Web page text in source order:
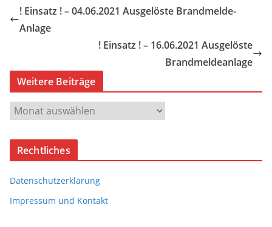
! Einsatz ! – 04.06.2021 Ausgelöste Brandmelde-
Anlage
! Einsatz ! – 16.06.2021 Ausgelöste
Brandmeldeanlage
Weitere Beiträge
W
e
i
r
e
Rechtliches
Datenschutzerklärung
Impressum und Kontakt